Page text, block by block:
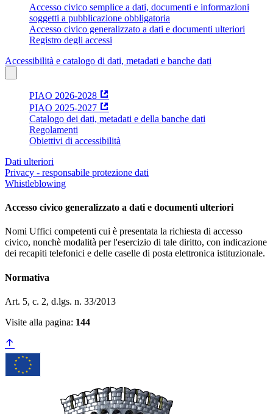
Accesso civico semplice a dati, documenti e informazioni
soggetti a pubblicazione obbligatoria
Accesso civico generalizzato a dati e documenti ulteriori
Registro degli accessi
Accessibilità e catalogo di dati, metadati e banche dati
PIAO 2026-2028
PIAO 2025-2027
Catalogo dei dati, metadati e della banche dati
Regolamenti
Obiettivi di accessibilità
Dati ulteriori
Privacy - responsabile protezione dati
Whistleblowing
Accesso civico generalizzato a dati e documenti ulteriori
Nomi Uffici competenti cui è presentata la richiesta di accesso
civico, nonchè modalità per l'esercizio di tale diritto, con indicazione
dei recapiti telefonici e delle caselle di posta elettronica istituzionale.
Normativa
Art. 5, c. 2, d.lgs. n. 33/2013
Visite alla pagina: 144